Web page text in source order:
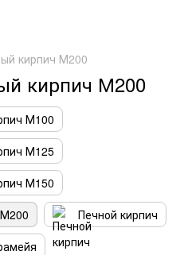
кирпич М200
кирпич М200
М100
М125
М150
Печной кирпич